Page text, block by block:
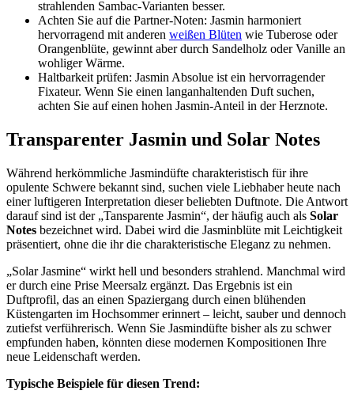
strahlenden Sambac-Varianten besser.
Achten Sie auf die Partner-Noten: Jasmin harmoniert
hervorragend mit anderen weißen Blüten wie Tuberose oder
Orangenblüte, gewinnt aber durch Sandelholz oder Vanille an
wohliger Wärme.
Haltbarkeit prüfen: Jasmin Absolue ist ein hervorragender
Fixateur. Wenn Sie einen langanhaltenden Duft suchen,
achten Sie auf einen hohen Jasmin-Anteil in der Herznote.
Transparenter Jasmin und Solar Notes
Während herkömmliche Jasmindüfte charakteristisch für ihre
opulente Schwere bekannt sind, suchen viele Liebhaber heute nach
einer luftigeren Interpretation dieser beliebten Duftnote. Die Antwort
darauf sind ist der „Tansparente Jasmin“, der häufig auch als Solar
Notes bezeichnet wird. Dabei wird die Jasminblüte mit Leichtigkeit
präsentiert, ohne die ihr die charakteristische Eleganz zu nehmen.
„Solar Jasmine“ wirkt hell und besonders strahlend. Manchmal wird
er durch eine Prise Meersalz ergänzt. Das Ergebnis ist ein
Duftprofil, das an einen Spaziergang durch einen blühenden
Küstengarten im Hochsommer erinnert – leicht, sauber und dennoch
zutiefst verführerisch. Wenn Sie Jasmindüfte bisher als zu schwer
empfunden haben, könnten diese modernen Kompositionen Ihre
neue Leidenschaft werden.
Typische Beispiele für diesen Trend: